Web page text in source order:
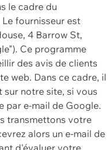
le cadre du
fournisseur est
4 Barrow St,
Ce programme
des avis de clients
web. Dans ce cadre, il
sur notre site, si vous
par e-mail de Google.
transmettons votre
alors un e-mail de